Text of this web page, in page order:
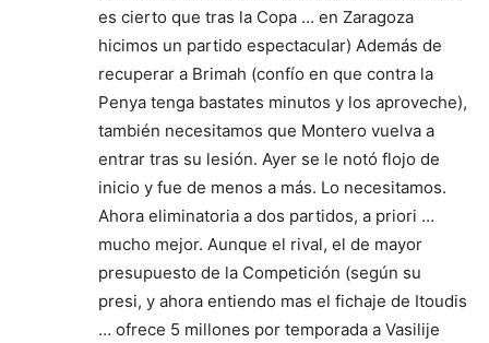
es cierto que tras la Copa … en Zaragoza
hicimos un partido espectacular) Además de
recuperar a Brimah (confío en que contra la
Penya tenga bastates minutos y los aproveche),
también necesitamos que Montero vuelva a
entrar tras su lesión. Ayer se le notó flojo de
inicio y fue de menos a más. Lo necesitamos.
Ahora eliminatoria a dos partidos, a priori …
mucho mejor. Aunque el rival, el de mayor
presupuesto de la Competición (según su
presi, y ahora entiendo mas el fichaje de Itoudis
… ofrece 5 millones por temporada a Vasilije